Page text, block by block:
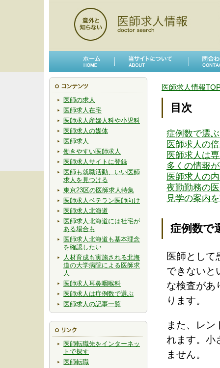
医師の求人
医師求人在宅
医師求人産婦人科や小児科
医師求人の媒体
医師求人
働きやすい医師求人
医師求人サイトに登録
医師も就職活動、いい医師
求人を見つける
東京23区の医師求人特集
医師求人ベテラン医師向け
医師求人北海道
医師求人北海道には社宅が
ある場合も
医師求人北海道も基本理念
を確認したい
人材育成も実施される北海
道の大学病院による医師求
人
医師求人耳鼻咽喉科
医師求人は症例数で選ぶ
医師求人の記事一覧
医師転職先をインターネッ
トで探す
医師転職
医師求人情報
目次
症例数で選
医師求人の
医師求人は
多くの情報
医師求人の
夜勤勤務の
見学の案内
症例数で
医師として
できないと
な検査があ
ります。
また、レ
れます。小
ません。